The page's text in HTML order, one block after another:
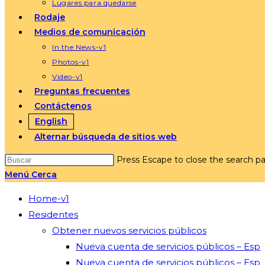
Lugares para quedarse
Rodaje
Medios de comunicación
In the News-v1
Photos-v1
Video-v1
Preguntas frecuentes
Contáctenos
English
Alternar búsqueda de sitios web
Press Escape to close the search
Menú Cerca
Home-v1
Residentes
Obtener nuevos servicios públicos
Nueva cuenta de servicios públicos – Esp
Nueva cuenta de servicios públicos – Esp